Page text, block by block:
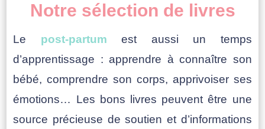
Notre sélection de livres
Le post-partum est aussi un temps
d’apprentissage : apprendre à connaître son
bébé, comprendre son corps, apprivoiser ses
émotions… Les bons livres peuvent être une
source précieuse de soutien et d’informations